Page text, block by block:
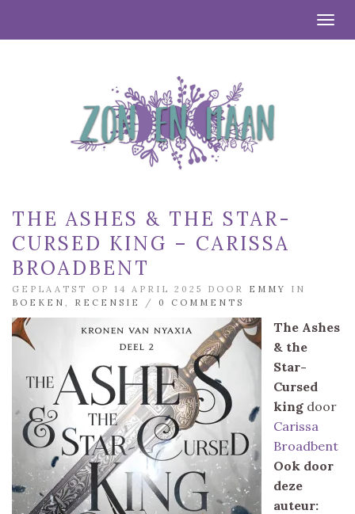
THE ASHES & THE STAR-
CURSED KING – CARISSA
BROADBENT
GEPLAATST OP 14 APRIL 2025 DOOR EMMY
IN
BOEKEN
RECENSIE / 0 COMMENTS
The Ashes
& the
Star-
Cursed
king door
Carissa
Broadbent
Ook door
deze
auteur: